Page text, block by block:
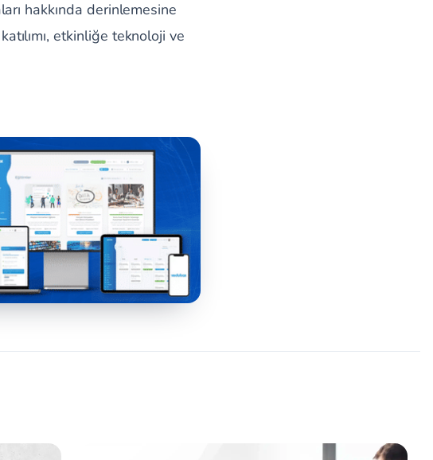
hakkında derinlemesine
etkinliğe teknoloji ve